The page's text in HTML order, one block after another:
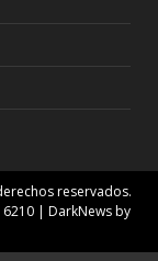
reservados.
| DarkNewsby